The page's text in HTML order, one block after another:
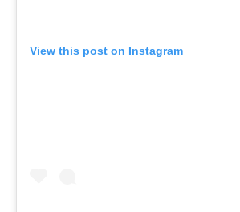
View this post on Instagram